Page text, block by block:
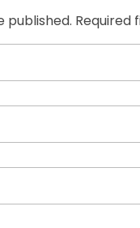
published. Required